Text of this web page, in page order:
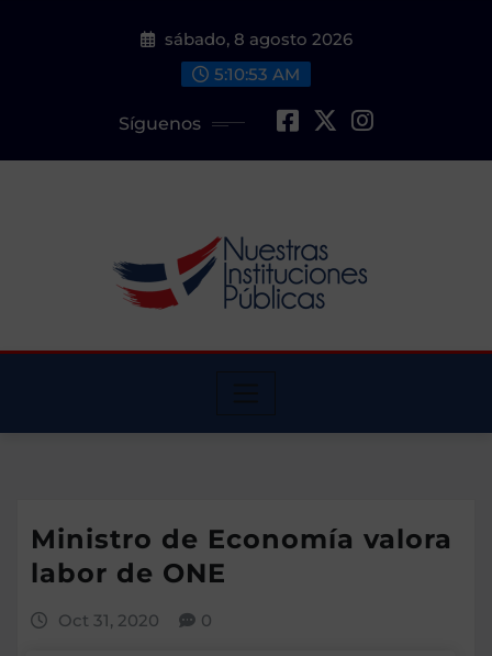
sábado, 8 agosto 2026
5:10:54 AM
Síguenos
Ministro de Economía valora
labor de ONE
Oct 31, 2020 0